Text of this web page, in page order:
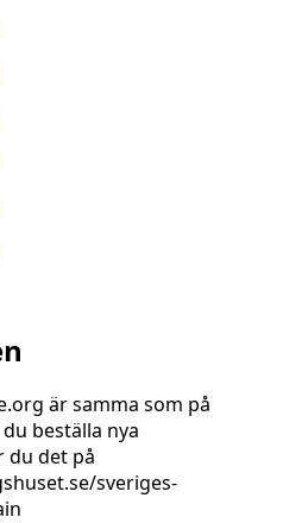
är samma som på
beställa nya
du det på
sveriges-